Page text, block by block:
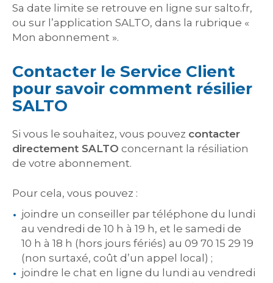
Sa date limite se retrouve en ligne sur salto.fr,
ou sur l’application SALTO, dans la rubrique «
Mon abonnement ».
Contacter le Service Client
pour savoir comment résilier
SALTO
Si vous le souhaitez, vous pouvez contacter
directement SALTO concernant la résiliation
de votre abonnement.
Pour cela, vous pouvez :
joindre un conseiller par téléphone du lundi
au vendredi de 10 h à 19 h, et le samedi de
10 h à 18 h (hors jours fériés) au 09 70 15 29 19
(non surtaxé, coût d’un appel local) ;
joindre le chat en ligne du lundi au vendredi